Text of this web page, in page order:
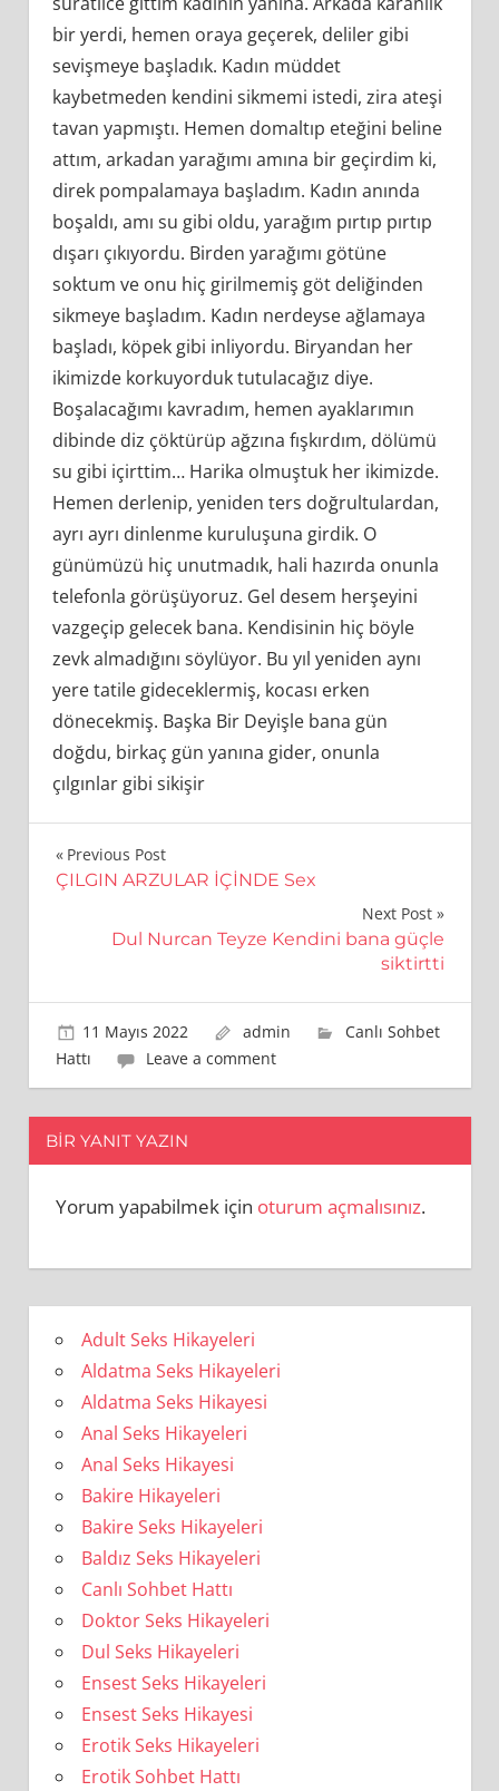
bir yerdi, hemen oraya geçerek, deliler gibi
sevişmeye başladık. Kadın müddet
kaybetmeden kendini sikmemi istedi, zira ateşi
tavan yapmıştı. Hemen domaltıp eteğini beline
attım, arkadan yarağımı amına bir geçirdim ki,
direk pompalamaya başladım. Kadın anında
boşaldı, amı su gibi oldu, yarağım pırtıp pırtıp
dışarı çıkıyordu. Birden yarağımı götüne
soktum ve onu hiç girilmemiş göt deliğinden
sikmeye başladım. Kadın nerdeyse ağlamaya
başladı, köpek gibi inliyordu. Biryandan her
ikimizde korkuyorduk tutulacağız diye.
Boşalacağımı kavradım, hemen ayaklarımın
dibinde diz çöktürüp ağzına fışkırdım, dölümü
su gibi içirttim… Harika olmuştuk her ikimizde.
Hemen derlenip, yeniden ters doğrultulardan,
ayrı ayrı dinlenme kuruluşuna girdik. O
günümüzü hiç unutmadık, hali hazırda onunla
telefonla görüşüyoruz. Gel desem herşeyini
vazgeçip gelecek bana. Kendisinin hiç böyle
zevk almadığını söylüyor. Bu yıl yeniden aynı
yere tatile gideceklermiş, kocası erken
dönecekmiş. Başka Bir Deyişle bana gün
doğdu, birkaç gün yanına gider, onunla
çılgınlar gibi sikişir
Yazı
gezinmesi
Previous Post
ÇILGIN ARZULAR İÇİNDE Sex
Next Post
Dul Nurcan Teyze Kendini bana güçle
siktirtti
11 Mayıs 2022 admin
Canlı Sohbet
Hattı
Leave a comment
BIR YANIT YAZIN
Yorum yapabilmek için oturum açmalısınız.
Adult Seks Hikayeleri
Aldatma Seks Hikayeleri
Aldatma Seks Hikayesi
Anal Seks Hikayeleri
Anal Seks Hikayesi
Bakire Hikayeleri
Bakire Seks Hikayeleri
Baldız Seks Hikayeleri
Canlı Sohbet Hattı
Doktor Seks Hikayeleri
Dul Seks Hikayeleri
Ensest Seks Hikayeleri
Ensest Seks Hikayesi
Erotik Seks Hikayeleri
Erotik Sohbet Hattı